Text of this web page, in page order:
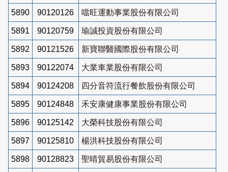
5890 90120126 噹旺運動事業股份有限公司
5891 90120759 瑜誠投資股份有限公司
5892 90121526 新寶聯醫國際股份有限公司
5893 90122074 大業車業股份有限公司
5894 90124208 四分音符流行餐飲股份有限公司
5895 90124848 禾安康健康事業股份有限公司
5896 90125142 大榮科技股份有限公司
5897 90125810 楊洪科技股份有限公司
5898 90128823 聖晴貿易股份有限公司